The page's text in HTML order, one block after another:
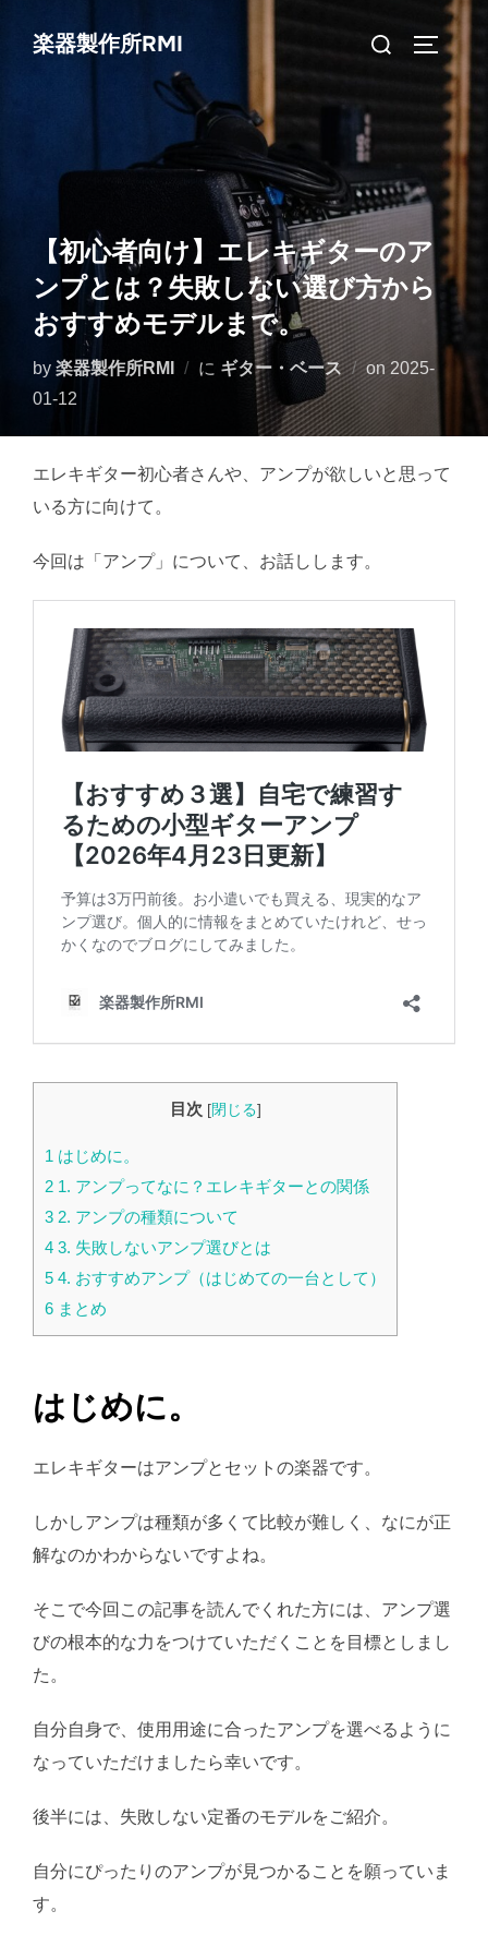
楽器製作所RMI
検
象:
サイド
【初心者向け】エレキギターのア
ンプとは？失敗しない選び方から
おすすめモデルまで。
by 楽器製作所RMI に ギター・ベース on 投
2025-
01-12
エレキギター初心者さんや、アンプが欲しいと思って
いる方に向けて。
今回は「アンプ」について、お話しします。
目次 [閉じる]
1 はじめに。
2 1. アンプってなに？エレキギターとの関係
3 2. アンプの種類について
4 3. 失敗しないアンプ選びとは
5 4. おすすめアンプ（はじめての一台として）
6 まとめ
はじめに。
エレキギターはアンプとセットの楽器です。
しかしアンプは種類が多くて比較が難しく、なにが正
解なのかわからないですよね。
そこで今回この記事を読んでくれた方には、アンプ選
びの根本的な力をつけていただくことを目標としまし
た。
自分自身で、使用用途に合ったアンプを選べるように
なっていただけましたら幸いです。
後半には、失敗しない定番のモデルをご紹介。
自分にぴったりのアンプが見つかることを願っていま
す。